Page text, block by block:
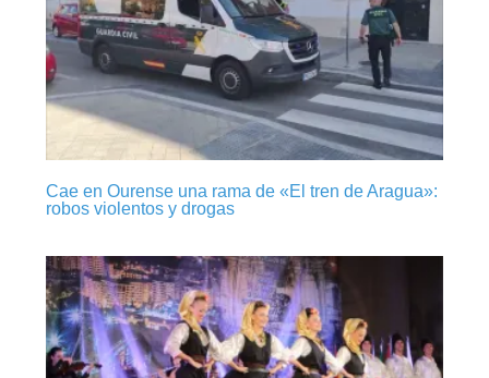
Cae en Ourense una rama de «El tren de Aragua»:
robos violentos y drogas